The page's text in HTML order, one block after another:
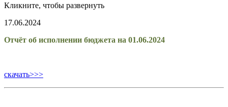
Кликните, чтобы развернуть
17.06.2024
Отчёт об исполнении бюджета на 01.06.2024
скачать>>>